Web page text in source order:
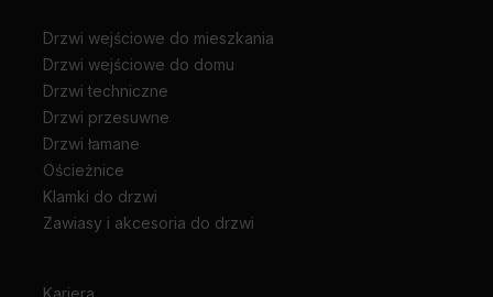
Drzwi wejściowe do mieszkania
Drzwi wejściowe do domu
Drzwi techniczne
Drzwi przesuwne
Drzwi łamane
Ościeżnice
Klamki do drzwi
Zawiasy i akcesoria do drzwi
Kariera